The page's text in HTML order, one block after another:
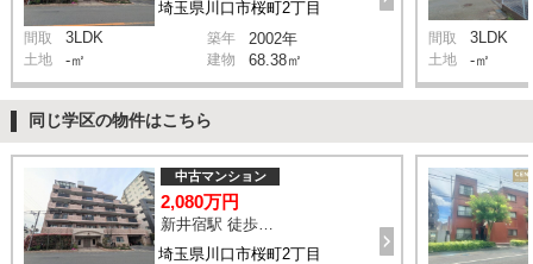
埼玉県川口市桜町2丁目
間取 3LDK 築年 2002年
土地 -㎡ 建物 68.38㎡
間取 3LDK
土地 -㎡
同じ学区の物件はこちら
埼玉県川口市桜町2丁目
中古マンション
2,080万円